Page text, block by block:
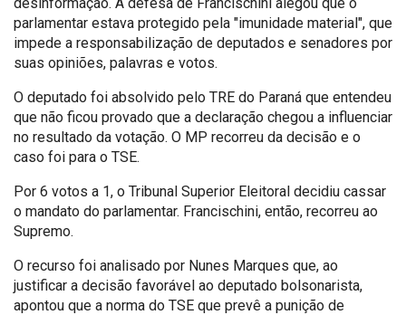
parlamentar estava protegido pela "imunidade material", que
impede a responsabilização de deputados e senadores por
suas opiniões, palavras e votos.
O deputado foi absolvido pelo TRE do Paraná que entendeu
que não ficou provado que a declaração chegou a influenciar
no resultado da votação. O MP recorreu da decisão e o
caso foi para o TSE.
Por 6 votos a 1, o Tribunal Superior Eleitoral decidiu cassar
o mandato do parlamentar. Francischini, então, recorreu ao
Supremo.
O recurso foi analisado por Nunes Marques que, ao
justificar a decisão favorável ao deputado bolsonarista,
apontou que a norma do TSE que prevê a punição de